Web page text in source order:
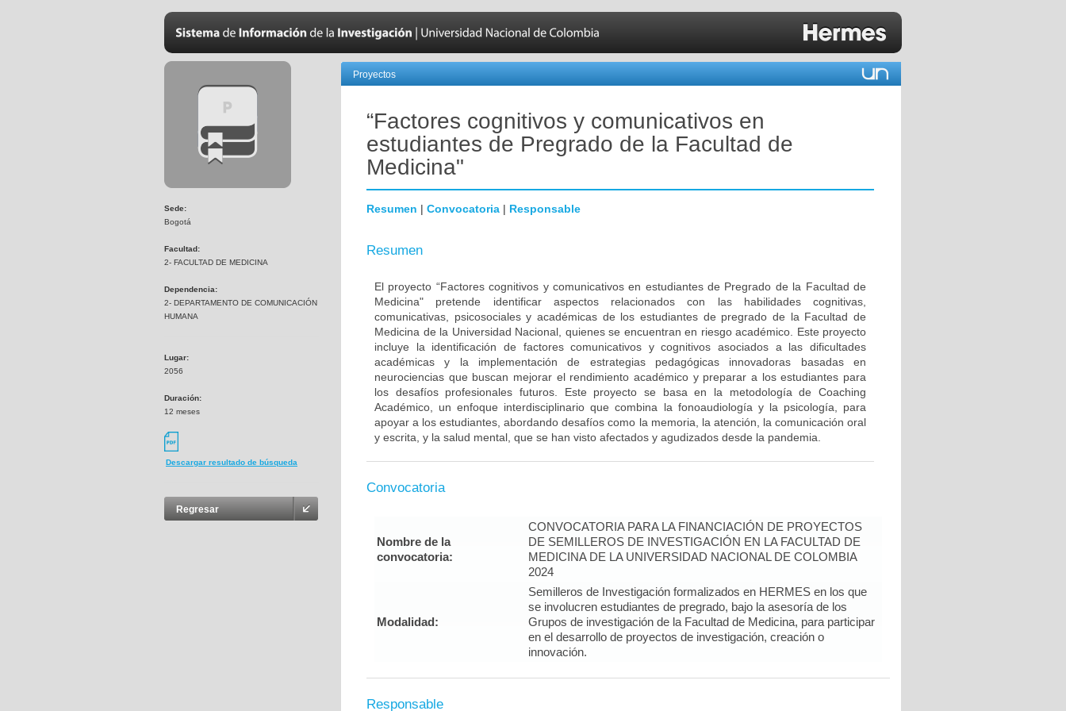
Sede:
Bogotá
Facultad:
2- FACULTAD DE MEDICINA
Dependencia:
2- DEPARTAMENTO DE COMUNICACIÓN
HUMANA
Lugar:
2056
Duración:
12 meses
Descargar resultado de búsqueda
Regresar
Proyectos
“Factores cognitivos y comunicativos en
estudiantes de Pregrado de la Facultad de
Medicina"
Resumen | Convocatoria | Responsable
Resumen
El proyecto “Factores cognitivos y comunicativos en estudiantes de Pregrado de la Facultad de
Medicina" pretende identificar aspectos relacionados con las habilidades cognitivas,
comunicativas, psicosociales y académicas de los estudiantes de pregrado de la Facultad de
Medicina de la Universidad Nacional, quienes se encuentran en riesgo académico. Este proyecto
incluye la identificación de factores comunicativos y cognitivos asociados a las dificultades
académicas y la implementación de estrategias pedagógicas innovadoras basadas en
neurociencias que buscan mejorar el rendimiento académico y preparar a los estudiantes para
los desafíos profesionales futuros. Este proyecto se basa en la metodología de Coaching
Académico, un enfoque interdisciplinario que combina la fonoaudiología y la psicología, para
apoyar a los estudiantes, abordando desafíos como la memoria, la atención, la comunicación oral
y escrita, y la salud mental, que se han visto afectados y agudizados desde la pandemia.
Convocatoria
Nombre de la
convocatoria:
CONVOCATORIA PARA LA FINANCIACIÓN DE PROYECTOS
DE SEMILLEROS DE INVESTIGACIÓN EN LA FACULTAD DE
MEDICINA DE LA UNIVERSIDAD NACIONAL DE COLOMBIA
2024
Modalidad:
Semilleros de Investigación formalizados en HERMES en los que
se involucren estudiantes de pregrado, bajo la asesoría de los
Grupos de investigación de la Facultad de Medicina, para participar
en el desarrollo de proyectos de investigación, creación o
innovación.
Responsable